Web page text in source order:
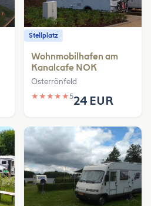
Stellplatz
Wohnmobilhafen am
Kanalcafe NOK
Osterrönfeld
★ ★ ★ ★ ★524 EUR